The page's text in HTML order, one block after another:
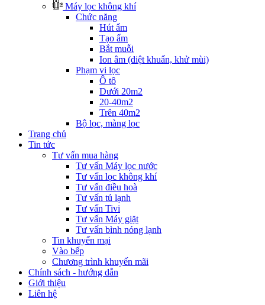
Máy lọc không khí
Chức năng
Hút ẩm
Tạo ẩm
Bắt muỗi
Ion âm (diệt khuẩn, khử mùi)
Phạm vi lọc
Ô tô
Dưới 20m2
20-40m2
Trên 40m2
Bộ lọc, màng lọc
Trang chủ
Tin tức
Tư vấn mua hàng
Tư vấn Máy lọc nước
Tư vấn lọc không khí
Tư vấn điều hoà
Tư vấn tủ lạnh
Tư vấn Tivi
Tư vấn Máy giặt
Tư vấn bình nóng lạnh
Tin khuyến mại
Vào bếp
Chương trình khuyến mãi
Chính sách - hướng dẫn
Giới thiệu
Liên hệ